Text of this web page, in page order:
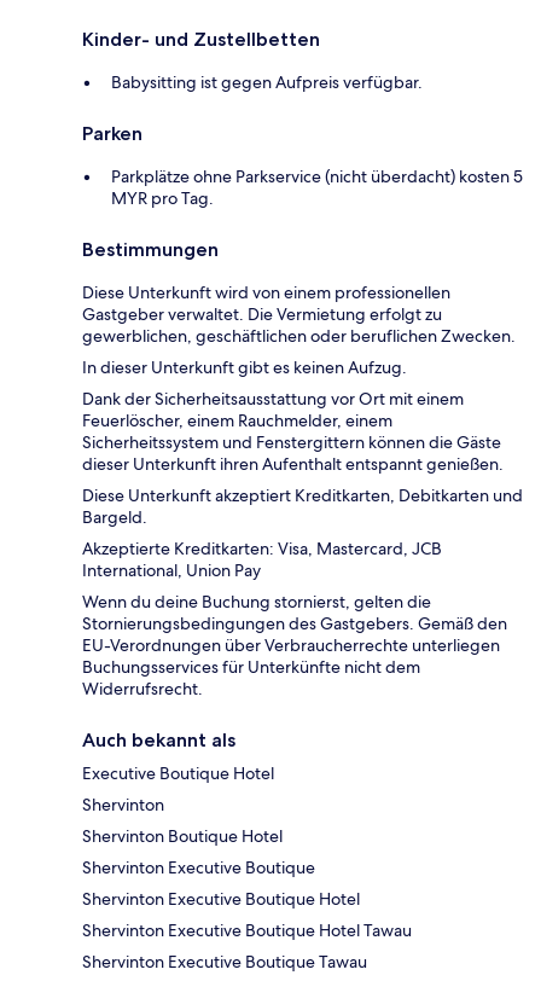
Kinder- und Zustellbetten
Babysitting ist gegen Aufpreis verfügbar.
Parken
Parkplätze ohne Parkservice (nicht überdacht) kosten 5
MYR pro Tag.
Bestimmungen
Diese Unterkunft wird von einem professionellen
Gastgeber verwaltet. Die Vermietung erfolgt zu
gewerblichen, geschäftlichen oder beruflichen Zwecken.
In dieser Unterkunft gibt es keinen Aufzug.
Dank der Sicherheitsausstattung vor Ort mit einem
Feuerlöscher, einem Rauchmelder, einem
Sicherheitssystem und Fenstergittern können die Gäste
dieser Unterkunft ihren Aufenthalt entspannt genießen.
Diese Unterkunft akzeptiert Kreditkarten, Debitkarten und
Bargeld.
Akzeptierte Kreditkarten: Visa, Mastercard, JCB
International, Union Pay
Wenn du deine Buchung stornierst, gelten die
Stornierungsbedingungen des Gastgebers. Gemäß den
EU-Verordnungen über Verbraucherrechte unterliegen
Buchungsservices für Unterkünfte nicht dem
Widerrufsrecht.
Auch bekannt als
Executive Boutique Hotel
Shervinton
Shervinton Boutique Hotel
Shervinton Executive Boutique
Shervinton Executive Boutique Hotel
Shervinton Executive Boutique Hotel Tawau
Shervinton Executive Boutique Tawau